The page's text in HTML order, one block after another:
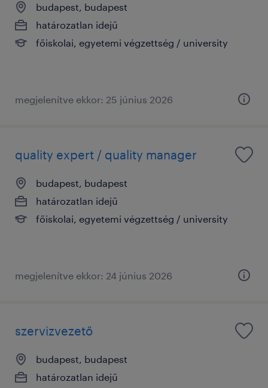
budapest, budapest
határozatlan idejű
főiskolai, egyetemi végzettség / university
megjelenítve ekkor: 25 június 2026
quality expert / quality manager
budapest, budapest
határozatlan idejű
főiskolai, egyetemi végzettség / university
megjelenítve ekkor: 24 június 2026
szervizvezető
budapest, budapest
határozatlan idejű